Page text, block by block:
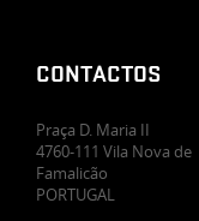
CONTACTOS
Praça D. Maria II
4760-111 Vila Nova de
Famalicão
PORTUGAL